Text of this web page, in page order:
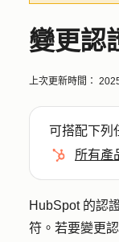
變更認
上次更新時間：
可搭配下列
所有產
HubSpot 的認
符。若要變更